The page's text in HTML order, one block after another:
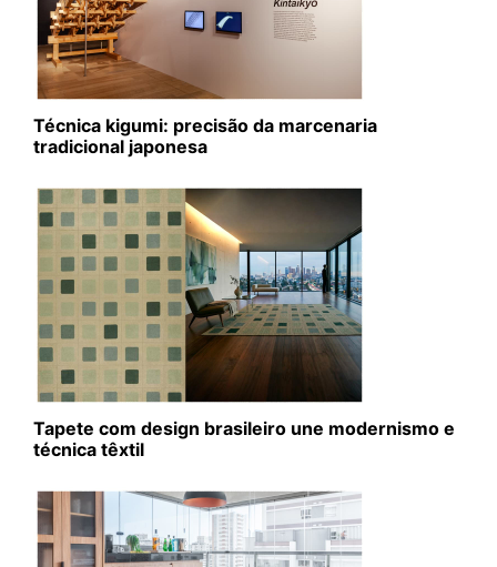
Técnica kigumi: precisão da marcenaria
tradicional japonesa
Tapete com design brasileiro une modernismo e
técnica têxtil